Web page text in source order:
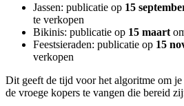
Jassen: publicatie op 15
te verkopen
Bikinis: publicatie op 15 maart
Feestsieraden: publicatie op 15
verkopen
Dit geeft de tijd voor het algoritme om je
de vroege kopers te vangen die bereid